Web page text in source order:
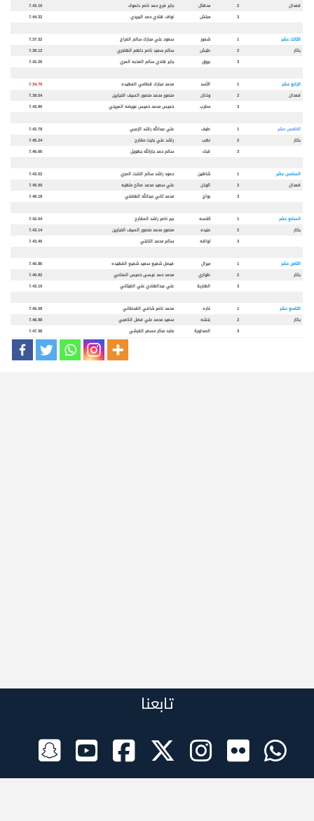
قعدان
2 مدهال جابر فرج حمد ناصر دلموك
7.43.10
3
مبلش نواف هادي حمد البريدي 7.44.32
الثالث عشر 1 شمور سعود علي مبارك سالم الفراج
7.37.32
بكار
2 طيش سالم سعيد ناصر دلهم الهاجري
7.39.12
3
بروق جابر هادي سالم العذبه المري 7.42.26
الرابع عشر 1 الأسد محمد مبارك قطامي الفهيده
7.34.70
قعدان
2 وذنان منصور محمد منصور السيف الخيارين
7.39.54
3
مطرب خميس محمد خميس عويضه المريخي 7.43.90
الخامس عشر 1 طيف علي عبدالله راشد الزعبي
7.42.78
بكار
2 نهب راشد علي بخيت مقارح
7.45.24
3
قباء سالم حمد جارالله جهويل 7.46.66
السادس عشر 1 شاهين حمود راشد سالم النابت المري
7.43.52
قعدان
2 الوذن علي سعيد محمد صالح ملهيه
7.45.50
3
بواج محمد ثاني عبدالله الهاملي 7.46.18
السابع عشر 1 كلاسه جبر ناصر راشد المقارح
7.42.04
بكار
2 عنيده منصور محمد منصور السيف الخيارين
7.43.14
3
تواقه سالم محمد النابتي 7.43.40
الثامن عشر 1 ميرال فيصل شفيع سعيد شفيع الفهيده
7.40.86
بكار
2 طواري محمد حمد عيسى خميس المناعي
7.40.92
3
الهاربة علي عبدالهادي علي الغيثاني 7.43.10
التاسع عشر 1 غاره محمد ناصر شافي القحطاني
7.45.58
بكار
2 بلشه سعيد محمد علي فضل الكعبي
7.46.98
3
الصداوية ماجد مذكر مسفر القرشي 7.47.38
تابعنا